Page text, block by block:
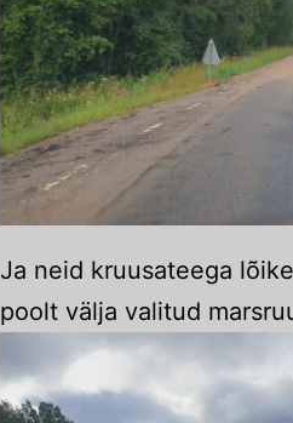
Ja neid kruusateega
poolt välja valitud